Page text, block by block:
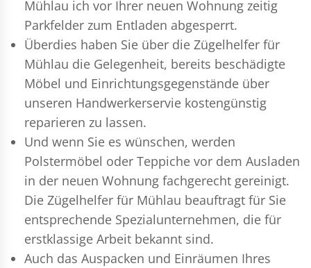
Mühlau ich vor Ihrer neuen Wohnung zeitig
Parkfelder zum Entladen abgesperrt.
Überdies haben Sie über die Zügelhelfer für
Mühlau die Gelegenheit, bereits beschädigte
Möbel und Einrichtungsgegenstände über
unseren Handwerkerservie kostengünstig
reparieren zu lassen.
Und wenn Sie es wünschen, werden
Polstermöbel oder Teppiche vor dem Ausladen
in der neuen Wohnung fachgerecht gereinigt.
Die Zügelhelfer für Mühlau beauftragt für Sie
entsprechende Spezialunternehmen, die für
erstklassige Arbeit bekannt sind.
Auch das Auspacken und Einräumen Ihres